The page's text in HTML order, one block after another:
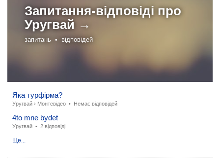
Запитання-відповіді про
Уругвай →
запитань • відповідей
Яка турфірма?
Уругвай › Монтевідео • Немає відповідей
4to mne bydet
Уругвай • 2 відповіді
Ще...